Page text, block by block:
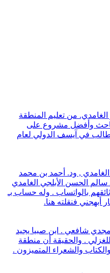
الغامدي. من تعليم المنطقة
وأفضل مشروع على
العالم من بين 1700 طالب في آيسف الدولي لعام
الغامدي , ود. أحمد بن محمد
سالم الحسن الأبلجي الغامدي
بالواتساب . وله حساب بـ
أبهجني فنقلته هنا.
شافعي . ابن صبيا يجيد
. والحقيقة أن منطقة
والكتاب والشعراء المتميزون .